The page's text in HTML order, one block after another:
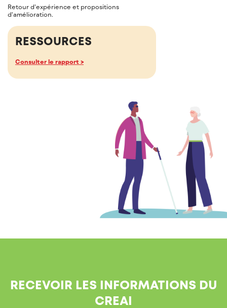
Retour d’expérience et propositions
d’amélioration.
RESSOURCES
Consulter le rapport >
RECEVOIR LES INFORMATIONS DU
CREAI